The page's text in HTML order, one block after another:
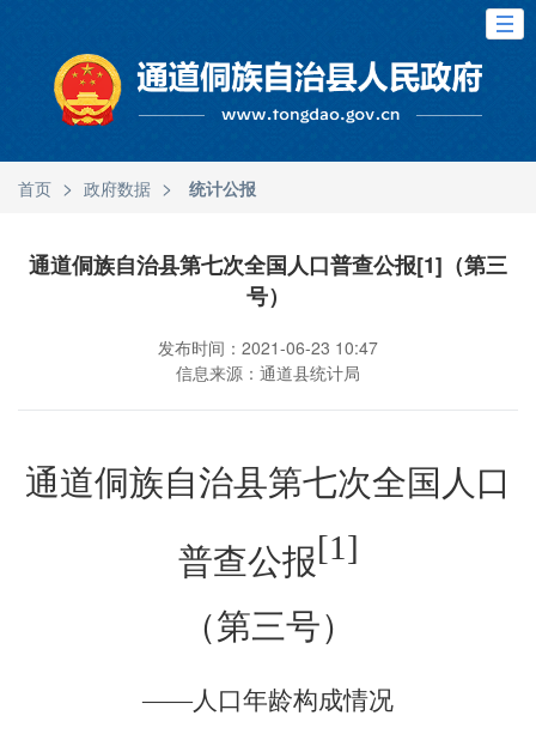
首页 > 政府数据 > 统计公报
通道侗族自治县第七次全国人口普查公报[1]（第三
号）
发布时间：2021-06-23 10:47
信息来源：通道县统计局
通道侗族自治县第七次全国人口
普查公报[1]
（第三号）
——人口年龄构成情况